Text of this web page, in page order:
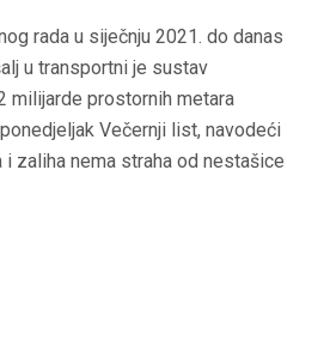
rada u siječnju 2021. do danas
u transportni je sustav
milijarde prostornih metara
Večernji list, navodeći
zaliha nema straha od nestašice